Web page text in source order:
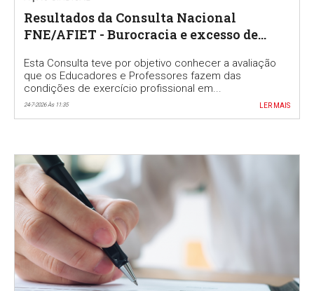
Resultados da Consulta Nacional
FNE/AFIET - Burocracia e excesso de
Esta Consulta teve por objetivo conhecer a avaliação
que os Educadores e Professores fazem das
condições de exercício profissional em...
24-7-2026 Às 11:35 LER MAIS